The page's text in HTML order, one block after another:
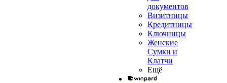
документов
Визитницы
Кредитницы
Ключницы
Женские
Сумки и
Клатчи
Ещё